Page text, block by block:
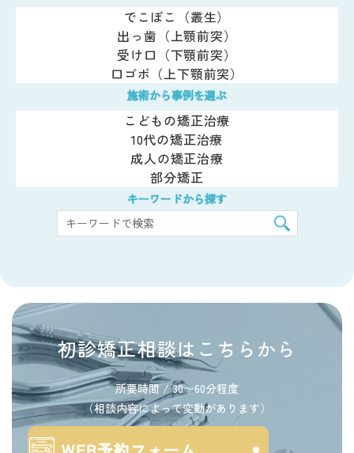
でこぼこ（叢生）
出っ歯（上顎前突）
受け口（下顎前突）
口ゴボ（上下顎前突）
施術から事例を選ぶ
こどもの矯正治療
10代の矯正治療
成人の矯正治療
部分矯正
キーワードから探す
初診矯正相談はこちらから
所要時間 / 30〜60分程度
（相談内容によって変動があります）